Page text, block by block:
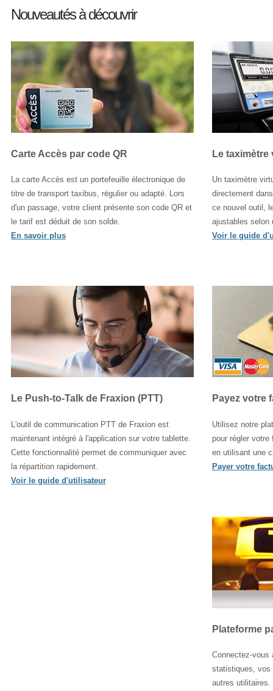
que les taxis permet une
efficace depuis votre centrale
vers l'ensemble de votre flotte.
En savoir plus
clients.
En savoir plus
Nouveautés à découvrir
Carte Accès par code QR
La carte Accès est un portefeuille électronique de
titre de transport taxibus, régulier ou adapté. Lors
d'un passage, votre client présente son code QR et
le tarif est déduit de son solde.
En savoir plus
Le taximètre
Un taximètre
directement
ce nouvel outil,
ajustables selon
Voir le guide
Le Push-to-Talk de Fraxion (PTT)
L'outil de communication PTT de Fraxion est
maintenant intégré à l'application sur votre tablette.
Cette fonctionnalité permet de communiquer avec
la répartition rapidement.
Voir le guide d'utilisateur
Payez votre
Utilisez notre
pour régler
en utilisant une
Payer votre
Plateforme
Connectez-vous
statistiques, vos
autres utilitaires.